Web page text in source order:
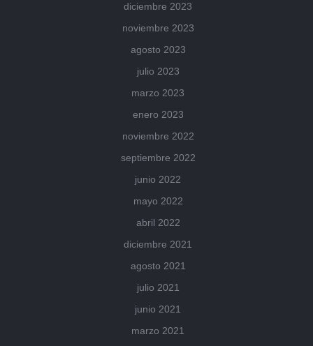
diciembre 2023
noviembre 2023
agosto 2023
julio 2023
marzo 2023
enero 2023
noviembre 2022
septiembre 2022
junio 2022
mayo 2022
abril 2022
diciembre 2021
agosto 2021
julio 2021
junio 2021
marzo 2021